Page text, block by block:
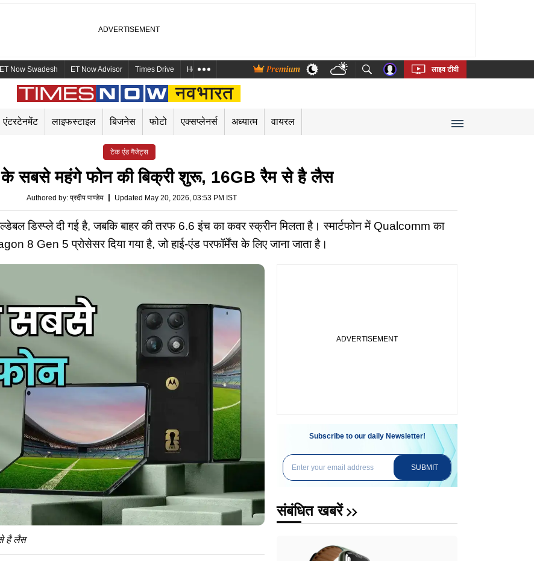
ET Now Swadesh ET Now Advisor Times Drive Health and Me Marathi Bengali Telugu Tamil Kannada Malayalam
लाइव टीवी
एंटरटेनमेंट लाइफस्टाइल बिजनेस फोटो एक्सप्लेनर्स अध्यात्म वायरल
टेक एंड गैजेट्स
सबसे महंगे फोन की बिक्री शुरू, 16GB रैम से है लैस
Authored by: प्रदीप पाण्डेय Updated May 20, 2026, 03:53 PM IST
डिस्प्ले दी गई है, जबकि बाहर की तरफ 6.6 इंच का कवर स्क्रीन मिलता है। स्मार्टफोन में Qualcomm का
8 Gen 5 प्रोसेसर दिया गया है, जो हाई-एंड परफॉर्मेंस के लिए जाना जाता है।
है लैस
Subscribe to our daily Newsletter!
SUBMIT
संबंधित खबरें